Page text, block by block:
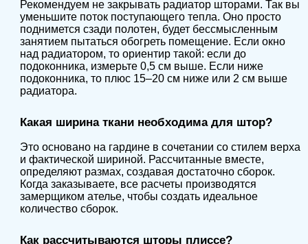
Рекомендуем не закрывать радиатор шторами. Так вы
уменьшите поток поступающего тепла. Оно просто
поднимется сзади полотен, будет бессмысленным
занятием пытаться обогреть помещение. Если окно
над радиатором, то ориентир такой: если до
подоконника, измерьте 0,5 см выше. Если ниже
подоконника, то плюс 15–20 см ниже или 2 см выше
радиатора.
Какая ширина ткани необходима для штор?
Это основано на гардине в сочетании со стилем верха
и фактической шириной. Рассчитанные вместе,
определяют размах, создавая достаточно сборок.
Когда заказываете, все расчеты производятся
замерщиком ателье, чтобы создать идеальное
количество сборок.
Как рассчитываются шторы плиссе?